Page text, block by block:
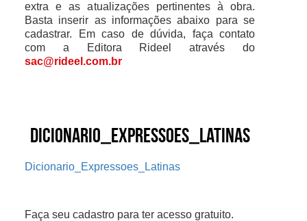
extra e as atualizações pertinentes à obra.
Basta inserir as informações abaixo para se
cadastrar. Em caso de dúvida, faça contato
com a Editora Rideel através do
sac@rideel.com.br
Dicionario_Expressoes_Latinas
Dicionario_Expressoes_Latinas
Faça seu cadastro para ter acesso gratuito.